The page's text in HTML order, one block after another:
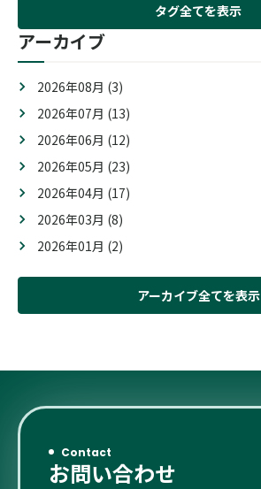
タグ全てを表示
アーカイブ
2026年08月 (3)
2026年07月 (13)
2026年06月 (12)
2026年05月 (23)
2026年04月 (17)
2026年03月 (8)
2026年01月 (2)
アーカイブ全てを表示
お問い合わせ
Contact